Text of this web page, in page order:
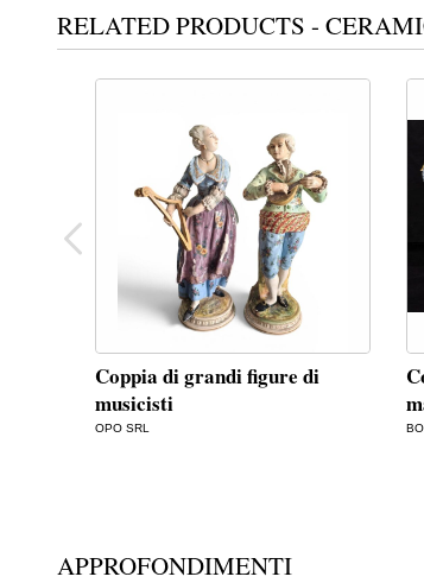
RELATED PRODUCTS -
Coppia di grandi figure di
musicisti
OPO SRL
APPROFONDIMENTI